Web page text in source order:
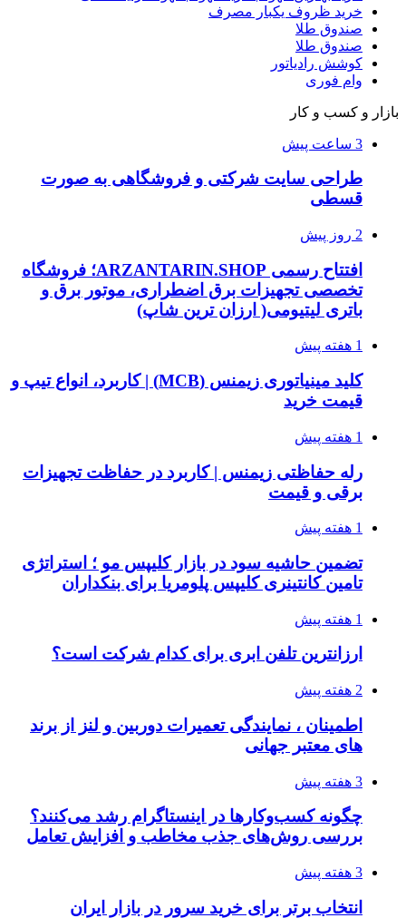
خرید ظروف یکبار مصرف
صندوق طلا
صندوق طلا
کوشش رادیاتور
وام فوری
بازار و کسب و کار
3 ساعت پیش
طراحی سایت شرکتی و فروشگاهی به صورت
قسطی
2 روز پیش
افتتاح رسمی ARZANTARIN.SHOP؛ فروشگاه
تخصصی تجهیزات برق اضطراری، موتور برق و
باتری لیتیومی( ارزان ترین شاپ)
1 هفته پیش
کلید مینیاتوری زیمنس (MCB) | کاربرد، انواع تیپ و
قیمت خرید
1 هفته پیش
رله حفاظتی زیمنس | کاربرد در حفاظت تجهیزات
برقی و قیمت
1 هفته پیش
تضمین حاشیه سود در بازار کلیپس مو ؛ استراتژی
تامین کانتینری کلیپس پلومریا برای بنکداران
1 هفته پیش
ارزانترین تلفن ابری برای کدام شرکت است؟
2 هفته پیش
اطمینان ، نمایندگی تعمیرات دوربین و لنز از برند
های معتبر جهانی
3 هفته پیش
چگونه کسب‌وکارها در اینستاگرام رشد می‌کنند؟
بررسی روش‌های جذب مخاطب و افزایش تعامل
3 هفته پیش
انتخاب برتر برای خرید سرور در بازار ایران